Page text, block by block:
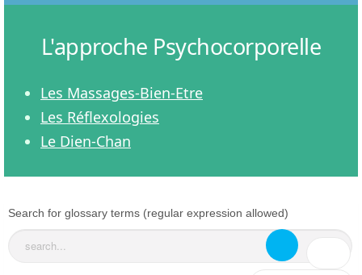
L'approche Psychocorporelle
Les Massages-Bien-Etre
Les Réflexologies
Le Dien-Chan
Search for glossary terms (regular expression allowed)